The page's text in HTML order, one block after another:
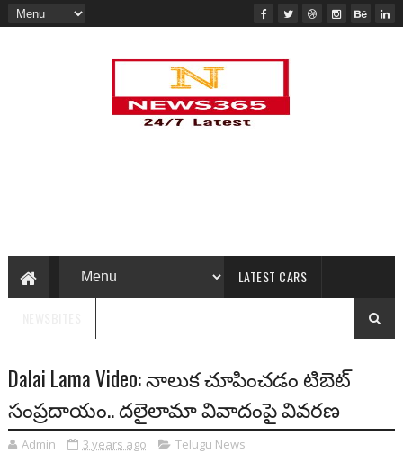
LATEST CARS
Dalai Lama Video: నాలుక చూపించడం టిబెట్
సంప్రదాయం.. దలైలామా వివాదంపై వివరణ
Admin 3 years ago Telugu News